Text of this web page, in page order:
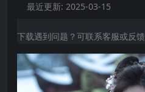
最近更新: 2025-03-15
下载遇到问题？可联系客服或反馈